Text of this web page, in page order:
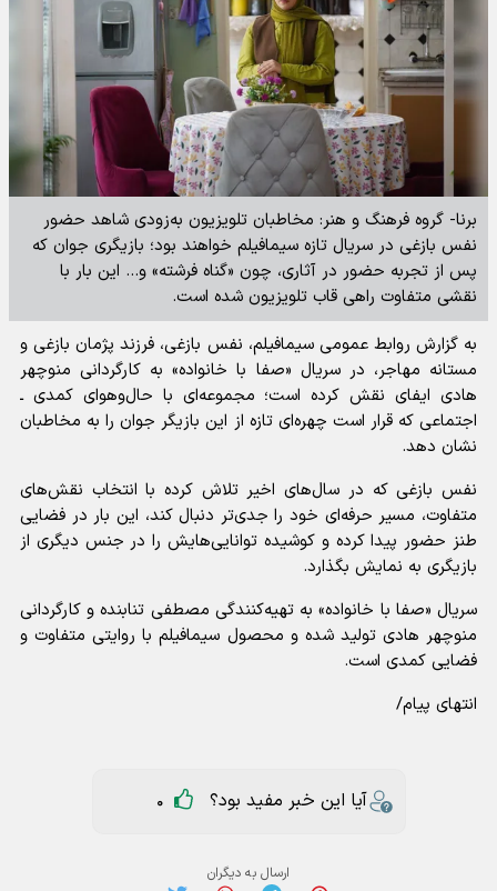
برنا- گروه فرهنگ و هنر: مخاطبان تلویزیون به‌زودی شاهد حضور
نفس بازغی در سریال تازه سیمافیلم خواهند بود؛ بازیگری جوان که
پس از تجربه حضور در آثاری، چون «گناه فرشته» و... این بار با
نقشی متفاوت راهی قاب تلویزیون شده است.
به گزارش روابط عمومی سیمافیلم، نفس بازغی، فرزند پژمان بازغی و
مستانه مهاجر، در سریال «صفا با خانواده» به کارگردانی منوچهر
هادی ایفای نقش کرده است؛ مجموعه‌ای با حال‌وهوای کمدی ـ
اجتماعی که قرار است چهره‌ای تازه از این بازیگر جوان را به مخاطبان
نشان دهد.
نفس بازغی که در سال‌های اخیر تلاش کرده با انتخاب نقش‌های
متفاوت، مسیر حرفه‌ای خود را جدی‌تر دنبال کند، این بار در فضایی
طنز حضور پیدا کرده و کوشیده توانایی‌هایش را در جنس دیگری از
بازیگری به نمایش بگذارد.
سریال «صفا با خانواده» به تهیه‌کنندگی مصطفی تنابنده و کارگردانی
منوچهر هادی تولید شده و محصول سیمافیلم با روایتی متفاوت و
فضایی کمدی است.
انتهای پیام/
آیا این خبر مفید بود؟ 0
ارسال به دیگران